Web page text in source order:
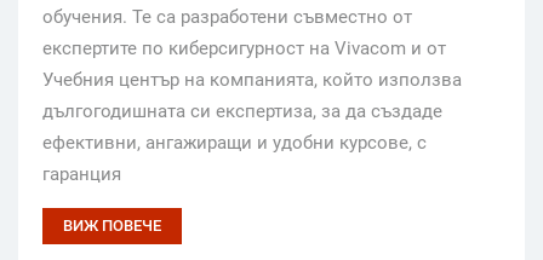
обучения. Те са разработени съвместно от
експертите по киберсигурност на Vivacom и от
Учебния център на компанията, който използва
дългогодишната си експертиза, за да създаде
ефективни, ангажиращи и удобни курсове, с
гаранция
ВИЖ ПОВЕЧЕ